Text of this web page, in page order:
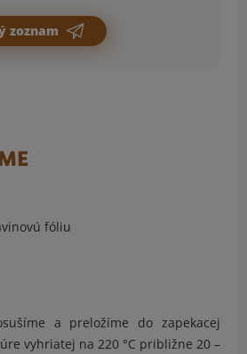
zoznam
fóliu
a preložíme do zapekacej
vyhriatej na 220 °C približne 20 –